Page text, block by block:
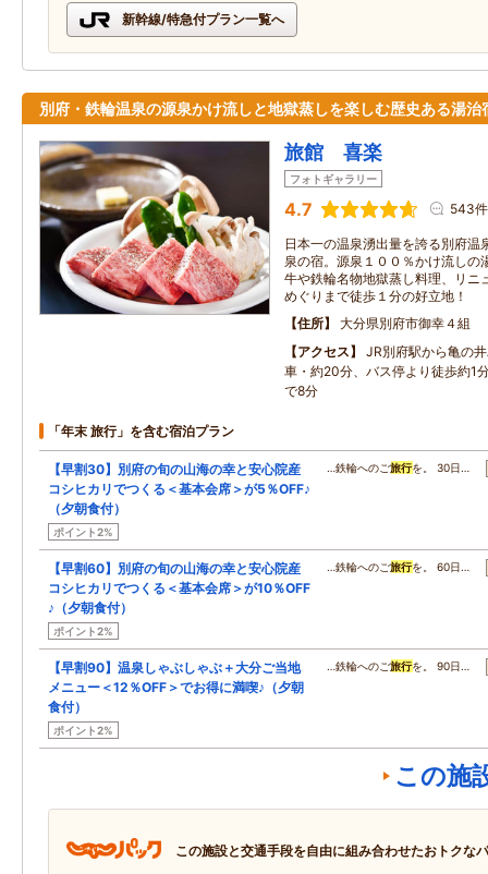
新幹線/特急付プラン一覧へ
別府・鉄輪温泉の源泉かけ流しと地獄蒸しを楽しむ歴史ある湯治
旅館 喜楽
フォトギャラリー
4.7 543件
日本一の温泉湧出量を誇る別府温
泉の宿。源泉１００％かけ流しの
牛や鉄輪名物地獄蒸し料理、リニ
めぐりまで徒歩１分の好立地！
住所
大分県別府市御幸４組
アクセス
JR別府駅から亀の
車・約20分、バス停より徒歩約1
で8分
「年末 旅行」を含む宿泊プラン
【早割30】別府の旬の山海の幸と安心院産
コシヒカリでつくる＜基本会席＞が5％OFF♪
（夕朝食付）
ポイント2%
…鉄輪へのご旅行を。 30日…
【早割60】別府の旬の山海の幸と安心院産
コシヒカリでつくる＜基本会席＞が10％OFF
♪（夕朝食付）
ポイント2%
…鉄輪へのご旅行を。 60日…
【早割90】温泉しゃぶしゃぶ＋大分ご当地
メニュー＜12％OFF＞でお得に満喫♪（夕朝
食付）
ポイント2%
…鉄輪へのご旅行を。 90日…
この施
この施設と交通手段を自由に組み合わせたおトクな